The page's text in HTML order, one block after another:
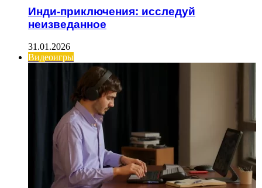
Инди-приключения: исследуй
неизведанное
31.01.2026
Видеоигры